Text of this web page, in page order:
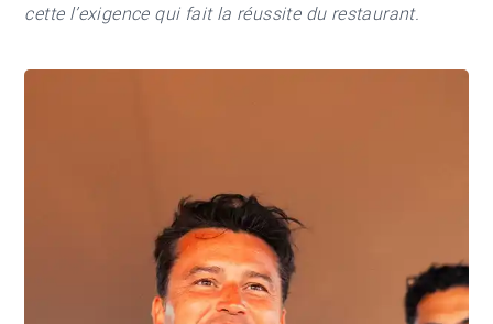
cette l’exigence qui fait la réussite du restaurant.